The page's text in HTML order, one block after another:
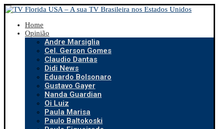
Home
Opinião
Andre Marsiglia
Cel. Gerson Gomes
Claudio Dantas
Didi News
Eduardo Bolsonaro
Gustavo Gayer
Nanda Guardian
Oi Luiz
Paula Marisa
Paulo Baltokoski